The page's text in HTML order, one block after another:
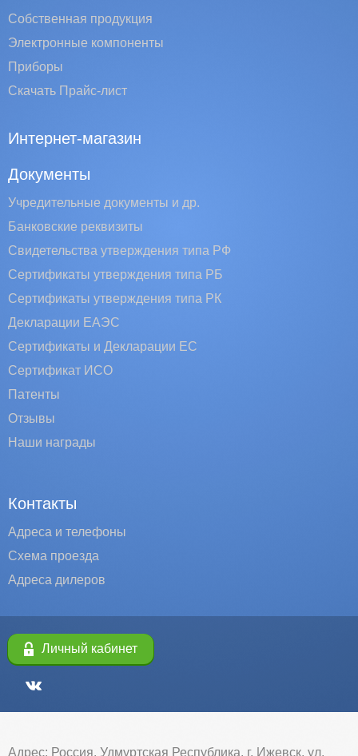
Собственная продукция
Электронные компоненты
Приборы
Скачать Прайс-лист
Интернет-магазин
Документы
Учредительные документы и др.
Банковские реквизиты
Свидетельства утверждения типа РФ
Сертификаты утверждения типа РБ
Сертификаты утверждения типа РК
Декларации ЕАЭС
Сертификаты и Декларации EC
Сертификат ИСО
Патенты
Отзывы
Наши награды
Контакты
Адреса и телефоны
Схема проезда
Адреса дилеров
Личный кабинет
Адрес: Россия, Удмуртская Республика, г. Ижевск, ул.